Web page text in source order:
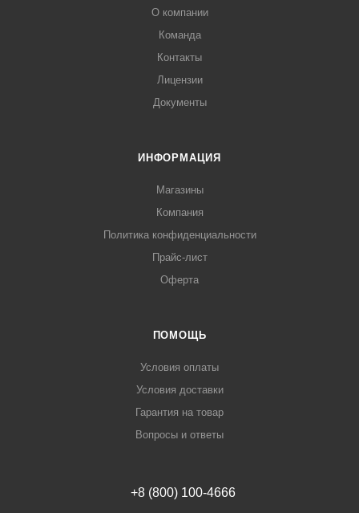
О компании
Команда
Контакты
Лицензии
Документы
ИНФОРМАЦИЯ
Магазины
Компания
Политика конфиденциальности
Прайс-лист
Оферта
ПОМОЩЬ
Условия оплаты
Условия доставки
Гарантия на товар
Вопросы и ответы
+8 (800) 100-4666